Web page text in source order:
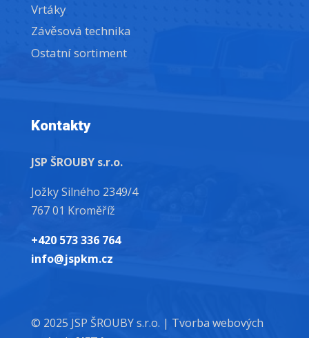
Vrtáky
Závěsová technika
Ostatní sortiment
Kontakty
JSP ŠROUBY s.r.o.
Jožky Silného 2349/4
767 01 Kroměříž
+420 573 336 764
info@jspkm.cz
© 2025 JSP ŠROUBY s.r.o. | Tvorba webových